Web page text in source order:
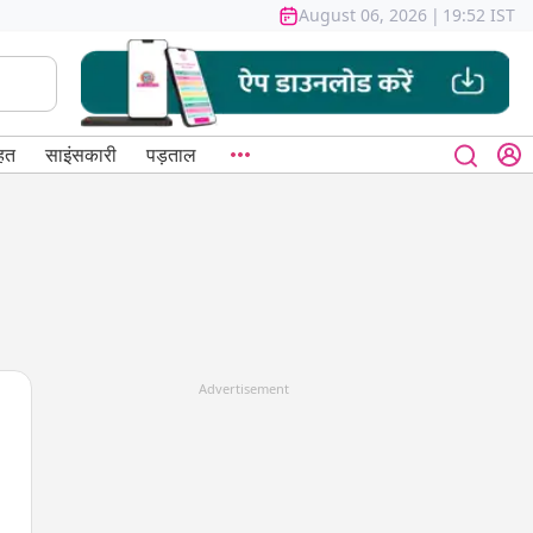
August 06, 2026 | 19:52 IST
साइंसकारी पड़ताल
Advertisement